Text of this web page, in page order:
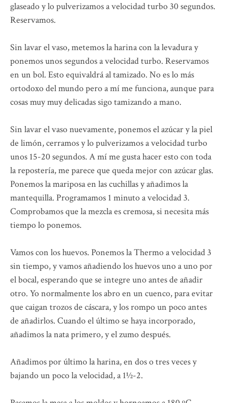
glaseado y lo pulverizamos a velocidad turbo 30 segundos.
Reservamos.
Sin lavar el vaso, metemos la harina con la levadura y
ponemos unos segundos a velocidad turbo. Reservamos
en un bol. Esto equivaldrá al tamizado. No es lo más
ortodoxo del mundo pero a mí me funciona, aunque para
cosas muy muy delicadas sigo tamizando a mano.
Sin lavar el vaso nuevamente, ponemos el azúcar y la piel
de limón, cerramos y lo pulverizamos a velocidad turbo
unos 15-20 segundos. A mí me gusta hacer esto con toda
la repostería, me parece que queda mejor con azúcar glas.
Ponemos la mariposa en las cuchillas y añadimos la
mantequilla. Programamos 1 minuto a velocidad 3.
Comprobamos que la mezcla es cremosa, si necesita más
tiempo lo ponemos.
Vamos con los huevos. Ponemos la Thermo a velocidad 3
sin tiempo, y vamos añadiendo los huevos uno a uno por
el bocal, esperando que se integre uno antes de añadir
otro. Yo normalmente los abro en un cuenco, para evitar
que caigan trozos de cáscara, y los rompo un poco antes
de añadirlos. Cuando el último se haya incorporado,
añadimos la nata primero, y el zumo después.
Añadimos por último la harina, en dos o tres veces y
bajando un poco la velocidad, a 1½-2.